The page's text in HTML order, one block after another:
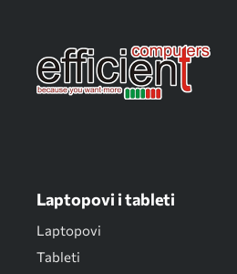
Laptopovi i tableti
Laptopovi
Tableti